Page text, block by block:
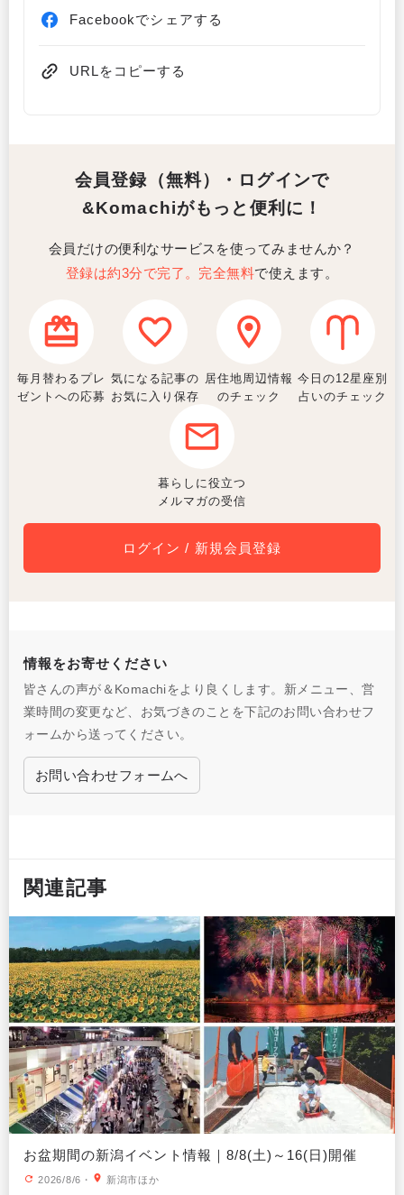
Facebookでシェアする
URLをコピーする
会員登録（無料）・ログインで
&Komachiがもっと便利に！
会員だけの便利なサービスを使ってみませんか？
登録は約3分で完了。完全無料で使えます。
毎月替わるプレ
ゼントへの応募
気になる記事の
お気に入り保存
居住地周辺情報
のチェック
今日の12星座別
占いのチェック
暮らしに役立つ
メルマガの受信
ログイン / 新規会員登録
情報をお寄せください
皆さんの声が＆Komachiをより良くします。新メニュー、営
業時間の変更など、お気づきのことを下記のお問い合わせフ
ォームから送ってください。
お問い合わせフォームへ
関連記事
お盆期間の新潟イベント情報｜8/8(土)～16(日)開催
2026/8/6 ・ 新潟市ほか